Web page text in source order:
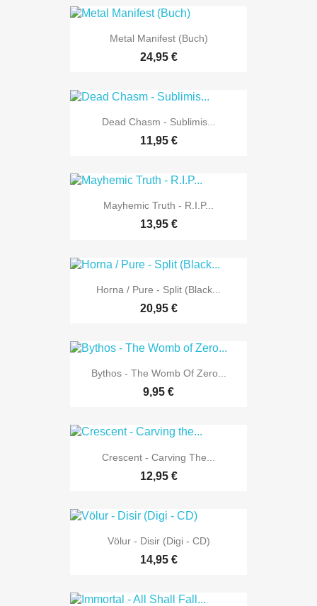
Metal Manifest (Buch)
24,95 €
Dead Chasm - Sublimis...
11,95 €
Mayhemic Truth - R.I.P...
13,95 €
Horna / Pure - Split (Black...
20,95 €
Bythos - The Womb Of Zero...
9,95 €
Crescent - Carving The...
12,95 €
Völur - Disir (Digi - CD)
14,95 €